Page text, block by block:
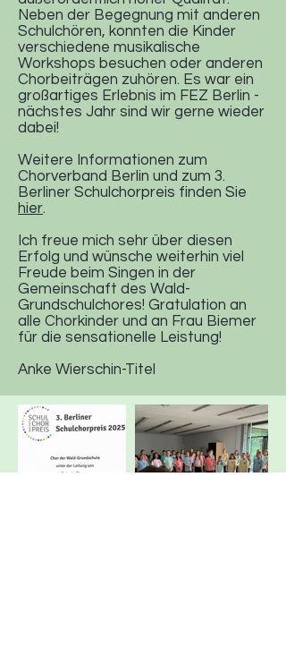
Neben der Begegnung mit anderen
Schulchören, konnten die Kinder
verschiedene musikalische
Workshops besuchen oder anderen
Chorbeiträgen zuhören. Es war ein
großartiges Erlebnis im FEZ Berlin -
nächstes Jahr sind wir gerne wieder
dabei!
Weitere Informationen zum
Chorverband Berlin und zum 3.
Berliner Schulchorpreis finden Sie
hier.
Ich freue mich sehr über diesen
Erfolg und wünsche weiterhin viel
Freude beim Singen in der
Gemeinschaft des Wald-
Grundschulchores! Gratulation an
alle Chorkinder und an Frau Biemer
für die sensationelle Leistung!
Anke Wierschin-Titel